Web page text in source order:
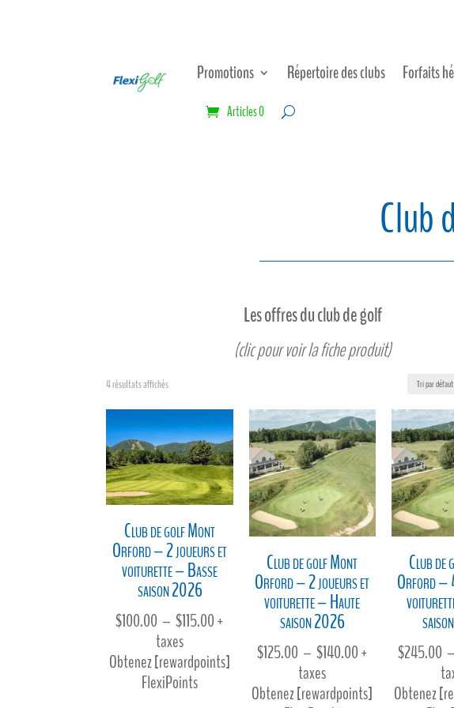
Promotions Répertoire des clubs Forfaits
Articles 0
Club
Les offres du club de golf
(clic pour voir la fiche produit)
4 résultats affichés
Club de golf Mont
Orford – 2 joueurs et
voiturette – Basse
saison 2026
$100.00 – $115.00Plage
prix :
$100.00
+
taxes
Obtenez [rewardpoints]
FlexiPoints
Club de golf Mont
Orford – 2 joueurs et
voiturette – Haute
saison 2026
$125.00 – $140.00Plage
prix :
+
taxes
Obtenez [rewardpoints]
Club
Orford –
$245.00 –
Obtenez